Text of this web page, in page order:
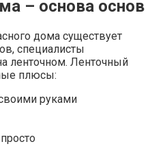
– основа основ
дома существует
специалисты
ленточном. Ленточный
плюсы:
руками